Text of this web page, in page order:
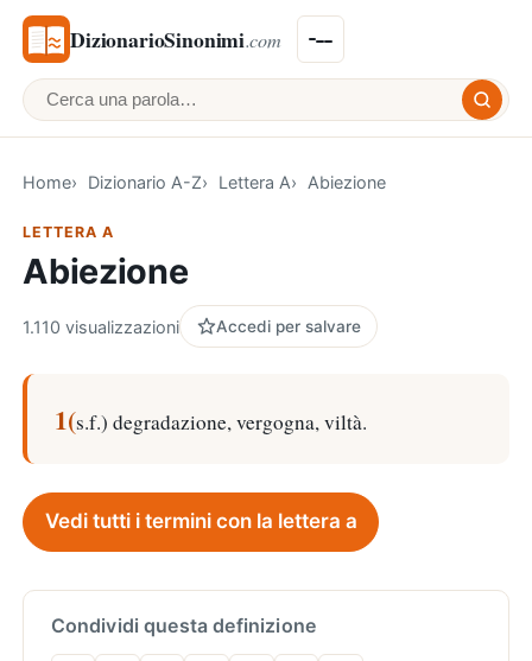
DizionarioSinonimi.com
Cerca una parola
Home Dizionario A-Z Lettera A Abiezione
LETTERA A
Abiezione
1.110 visualizzazioni Accedi per salvare
1(s.f.) degradazione, vergogna, viltà.
Vedi tutti i termini con la lettera a
Condividi questa definizione